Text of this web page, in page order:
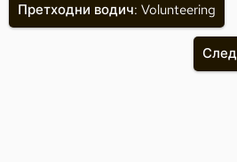
Претходни водич: Volunteering